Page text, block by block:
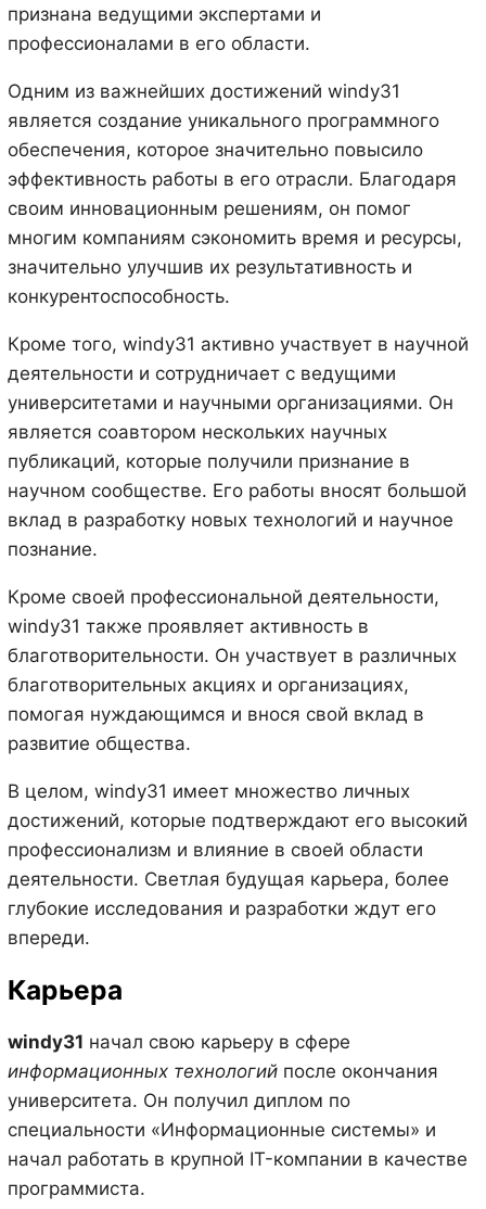
признана ведущими экспертами и
профессионалами в его области.
Одним из важнейших достижений windy31
является создание уникального программного
обеспечения, которое значительно повысило
эффективность работы в его отрасли. Благодаря
своим инновационным решениям, он помог
многим компаниям сэкономить время и ресурсы,
значительно улучшив их результативность и
конкурентоспособность.
Кроме того, windy31 активно участвует в научной
деятельности и сотрудничает с ведущими
университетами и научными организациями. Он
является соавтором нескольких научных
публикаций, которые получили признание в
научном сообществе. Его работы вносят большой
вклад в разработку новых технологий и научное
познание.
Кроме своей профессиональной деятельности,
windy31 также проявляет активность в
благотворительности. Он участвует в различных
благотворительных акциях и организациях,
помогая нуждающимся и внося свой вклад в
развитие общества.
В целом, windy31 имеет множество личных
достижений, которые подтверждают его высокий
профессионализм и влияние в своей области
деятельности. Светлая будущая карьера, более
глубокие исследования и разработки ждут его
впереди.
Карьера
windy31 начал свою карьеру в сфере
информационных технологийпосле окончания
университета. Он получил диплом по
специальности «Информационные системы» и
начал работать в крупной IT-компании в качестве
программиста.